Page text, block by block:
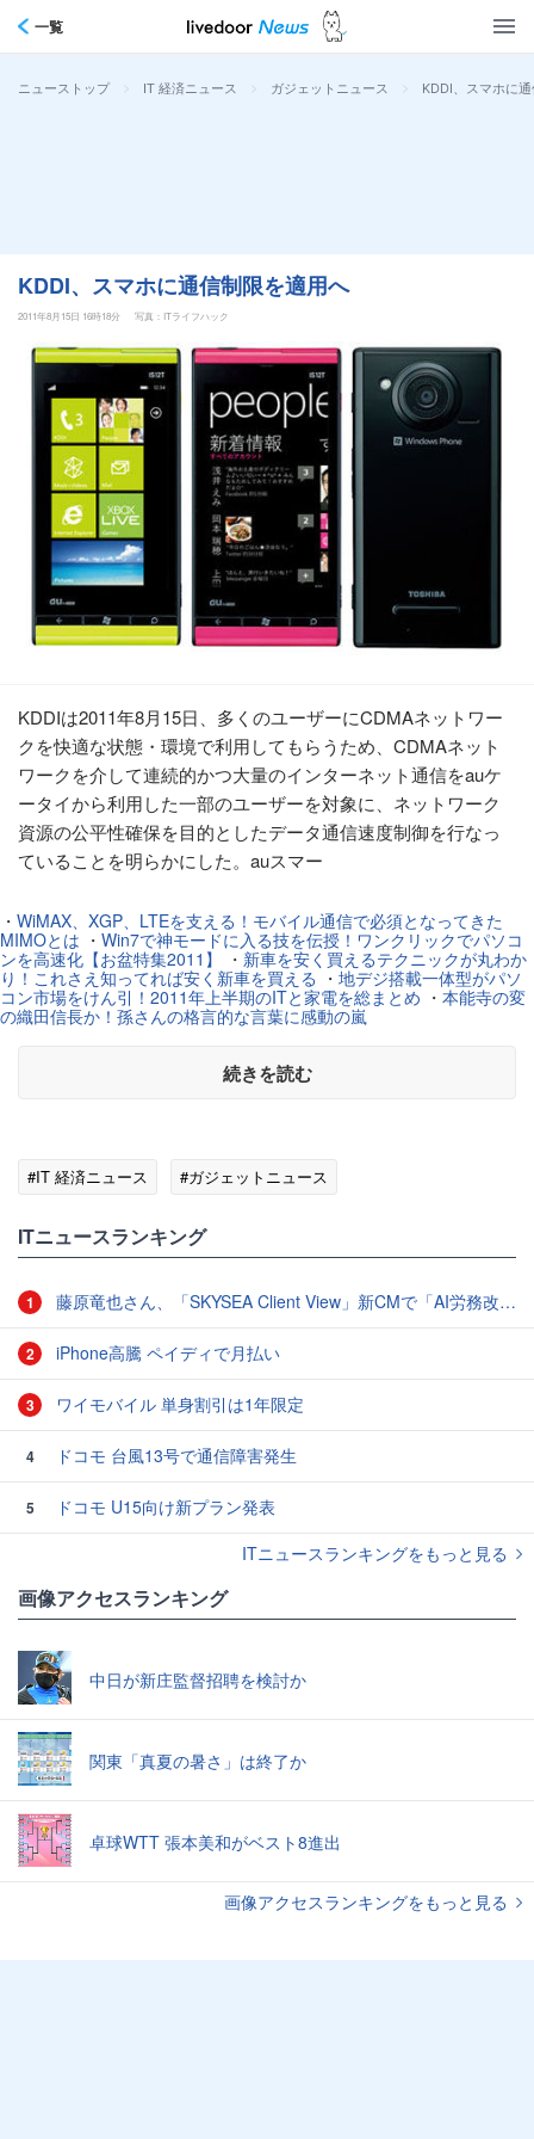
一覧
ニューストップ > IT 経済ニュース > ガジェットニュース > KDDI、スマホに
KDDI、スマホに通信制限を適用へ
2011年8月15日 16時18分 写真：ITライフハック
KDDIは2011年8月15日、多くのユーザーにCDMAネットワー
クを快適な状態・環境で利用してもらうため、CDMAネット
ワークを介して連続的かつ大量のインターネット通信をauケ
ータイから利用した一部のユーザーを対象に、ネットワーク
資源の公平性確保を目的としたデータ通信速度制御を行なっ
ていることを明らかにした。auスマー
・ WiMAX、XGP、LTEを支える！モバイル通信で必須となってきた
MIMOとは ・ Win7で神モードに入る技を伝授！ワンクリックでパソコ
ンを高速化【お盆特集2011】
・ 新車を安く買えるテクニックが丸わか
り！これさえ知ってれば安く新車を買える ・ 地デジ搭載一体型がパソ
コン市場をけん引！2011年上半期のITと家電を総まとめ ・ 本能寺の変
の織田信長か！孫さんの格言的な言葉に感動の嵐
続きを読む
#IT 経済ニュース #ガジェットニュース
ITニュースランキング
1 藤原竜也さん、「SKYSEA Client View」新CMで「AI労務改善」をアピール 働き方をAIが分析したら「すぐに休んで」と言われる？
2 iPhone高騰 ペイディで月払い
3 ワイモバイル 単身割引は1年限定
4 ドコモ 台風13号で通信障害発生
5
ドコモ U15向け新プラン発表
ITニュースランキングをもっと見る
画像アクセスランキング
中日が新庄監督招聘を検討か
関東「真夏の暑さ」は終了か
卓球WTT 張本美和がベスト8進出
画像アクセスランキングをもっと見る